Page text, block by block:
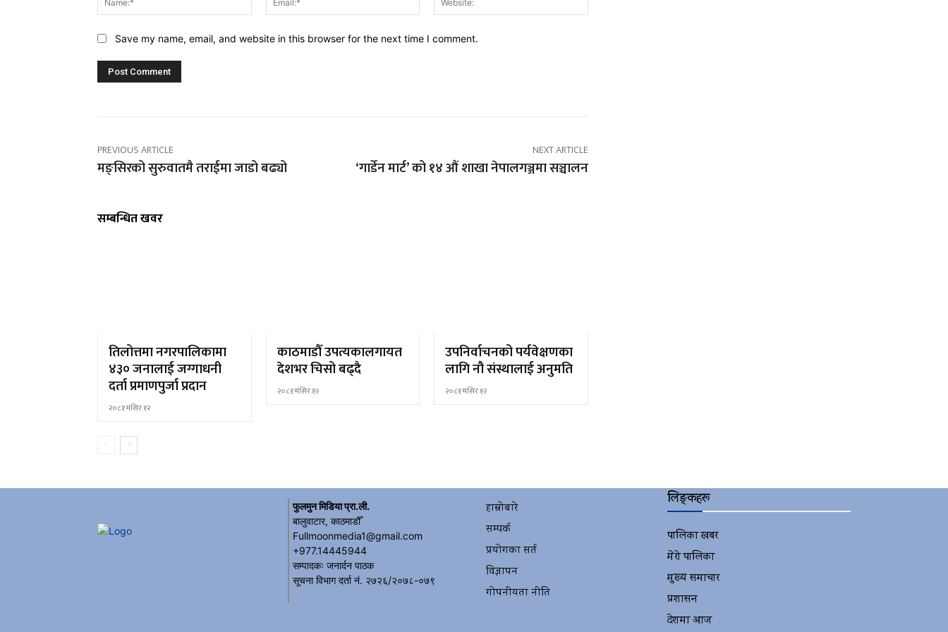
Save my name, email, and website in this browser for the next time I comment.
PREVIOUS ARTICLE
मङ्सिरको सुरुवातमै तराईमा जाडो बढ्यो
NEXT ARTICLE
‘गार्डेन मार्ट’ को १४ औं शाखा नेपालगञ्जमा सञ्चालन
सम्बन्धित खवर
तिलोत्तमा नगरपालिकामा
४३० जनालाई जग्गाधनी
दर्ता प्रमाणपुर्जा प्रदान
२०८१ मंसिर १२
काठमाडौँ उपत्यकालगायत
देशभर चिसो बढ्दै
२०८१ मंसिर १२
उपनिर्वाचनको पर्यवेक्षणका
लागि नौ संस्थालाई अनुमति
२०८१ मंसिर १२
फुलमुन मिडिया प्रा.ली.
बालुवाटार, काठमाडौँ
Fullmoonmedia1@gmail.com
+977.14445944
सम्पादकः जनार्दन पाठक
सूचना विभाग दर्ता नं. २७२६/२०७८-०७९
हाम्रोबारे
सम्पर्क
प्रयोगका सर्त
विज्ञापन
गोपनीयता नीति
लिङ्कहरू
पालिका खबर
मेरो पालिका
मुख्य समाचार
प्रशासन
देशमा आज